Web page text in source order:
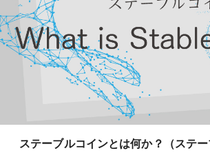
ステーブルコインとは何か？（ステ